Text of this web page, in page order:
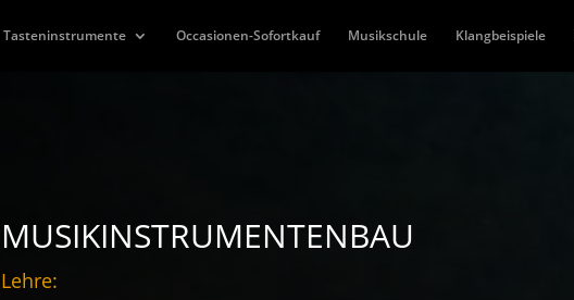
Tasteninstrumente Occasionen-Sofortkauf Musikschule Klangbeispiele
MUSIKINSTRUMENTENBAU
Lehre: